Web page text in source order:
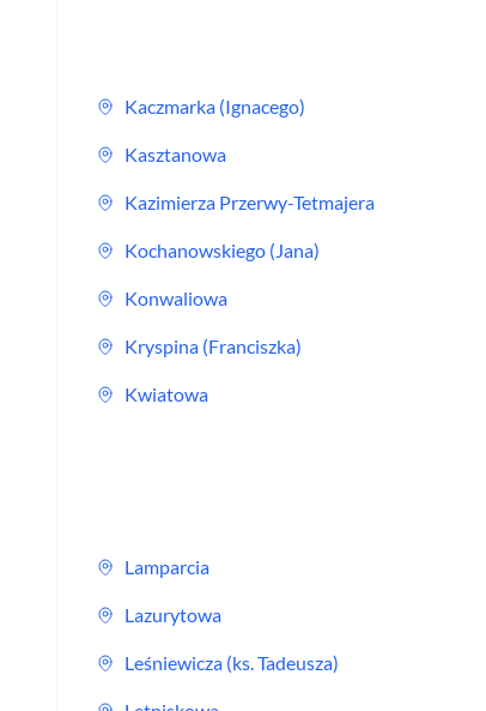
Kaczmarka (Ignacego)
Kasztanowa
Kazimierza Przerwy-Tetmajera
Kochanowskiego (Jana)
Konwaliowa
Kryspina (Franciszka)
Kwiatowa
Lamparcia
Lazurytowa
Leśniewicza (ks. Tadeusza)